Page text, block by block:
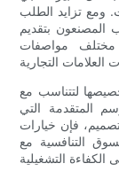
ومع تزايد الطلب
المصنعون بتقديم
مختلف مواصفات
لتتناسب مع
المتقدمة التي
فإن خيارات
التنافسية مع